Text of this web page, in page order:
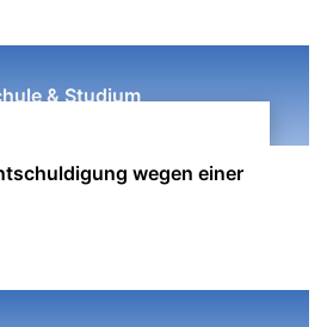
& Studium
wegen einer